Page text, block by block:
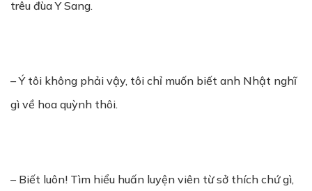
trêu đùa Y Sang.
– Ý tôi không phải vậy, tôi chỉ muốn biết anh Nhật nghĩ
gì về hoa quỳnh thôi.
– Biết luôn! Tìm hiểu huấn luyện viên từ sở thích chứ gì,